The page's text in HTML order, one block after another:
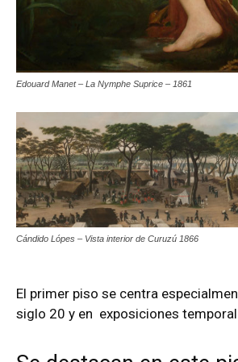
Edouard Manet – La Nymphe Suprice – 1861
Cándido Lópes – Vista interior de Curuzú 1866
El primer piso se centra
siglo 20 y en exposiciones